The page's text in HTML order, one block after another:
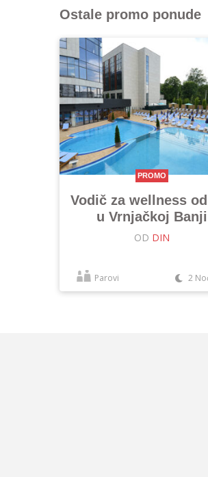
Ostale promo ponude
PROMO
Vodič za wellness
u Vrnjačkoj Banji
OD DIN
Parovi 2